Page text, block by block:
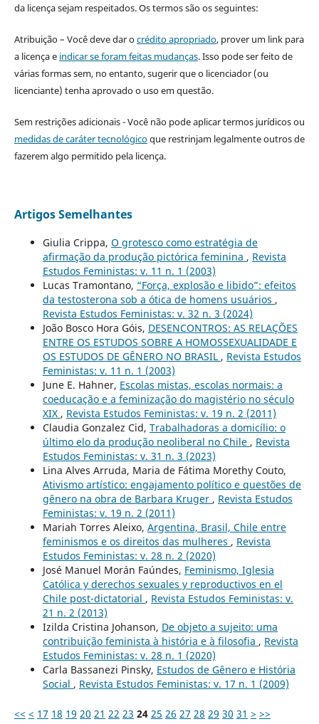
da licença sejam respeitados. Os termos são os seguintes:
Atribuição – Você deve dar ocrédito apropriado, prover um link para
a licença e indicar se foram feitas mudanças. Isso pode ser feito de
várias formas sem, no entanto, sugerir que o licenciador (ou
licenciante) tenha aprovado o uso em questão.
Sem restrições adicionais - Você não pode aplicar termos jurídicos ou
medidas de caráter tecnológicoque restrinjam legalmente outros de
fazerem algo permitido pela licença.
Artigos Semelhantes
Giulia Crippa, O grotesco como estratégia de
afirmação da produção pictórica feminina , Revista
Estudos Feministas: v. 11 n. 1 (2003)
Lucas Tramontano, “Força, explosão e libido”: efeitos
da testosterona sob a ótica de homens usuários ,
Revista Estudos Feministas: v. 32 n. 3 (2024)
João Bosco Hora Góis, DESENCONTROS: AS RELAÇÕES
ENTRE OS ESTUDOS SOBRE A HOMOSSEXUALIDADE E
OS ESTUDOS DE GÊNERO NO BRASIL , Revista Estudos
Feministas: v. 11 n. 1 (2003)
June E. Hahner, Escolas mistas, escolas normais: a
coeducação e a feminização do magistério no século
XIX , Revista Estudos Feministas: v. 19 n. 2 (2011)
Claudia Gonzalez Cid, Trabalhadoras a domicílio: o
último elo da produção neoliberal no Chile , Revista
Estudos Feministas: v. 31 n. 3 (2023)
Lina Alves Arruda, Maria de Fátima Morethy Couto,
Ativismo artístico: engajamento político e questões de
gênero na obra de Barbara Kruger , Revista Estudos
Feministas: v. 19 n. 2 (2011)
Mariah Torres Aleixo, Argentina, Brasil, Chile entre
feminismos e os direitos das mulheres , Revista
Estudos Feministas: v. 28 n. 2 (2020)
José Manuel Morán Faúndes, Feminismo, Iglesia
Católica y derechos sexuales y reproductivos en el
Chile post-dictatorial , Revista Estudos Feministas: v.
21 n. 2 (2013)
Izilda Cristina Johanson, De objeto a sujeito: uma
contribuição feminista à história e à filosofia , Revista
Estudos Feministas: v. 28 n. 1 (2020)
Carla Bassanezi Pinsky, Estudos de Gênero e História
Social , Revista Estudos Feministas: v. 17 n. 1 (2009)
<< < 17 18 19 20 21 22 23 24 25 26 27 28 29 30 31 > >>